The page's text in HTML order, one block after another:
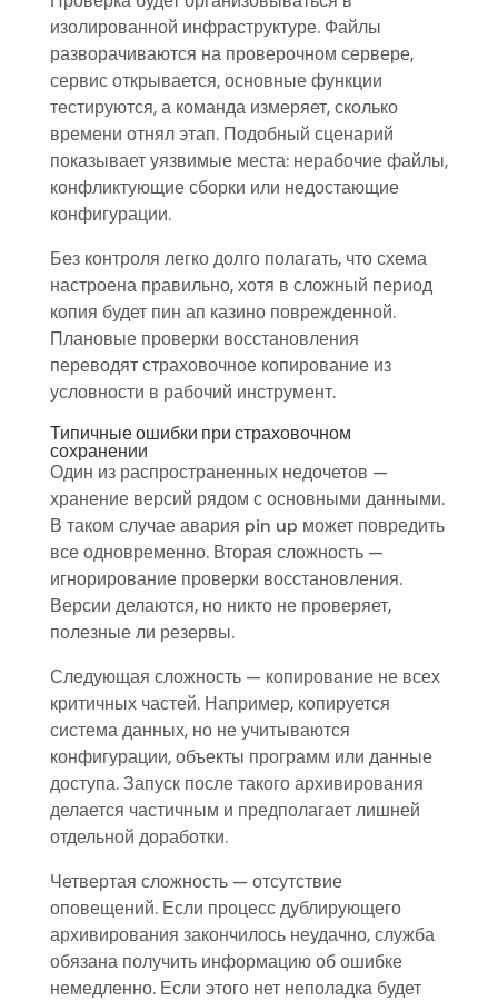
изолированной инфраструктуре. Файлы
разворачиваются на проверочном сервере,
сервис открывается, основные функции
тестируются, а команда измеряет, сколько
времени отнял этап. Подобный сценарий
показывает уязвимые места: нерабочие файлы,
конфликтующие сборки или недостающие
конфигурации.
Без контроля легко долго полагать, что схема
настроена правильно, хотя в сложный период
копия будет пин ап казино поврежденной.
Плановые проверки восстановления
переводят страховочное копирование из
условности в рабочий инструмент.
Типичные ошибки при страховочном
сохранении
Один из распространенных недочетов —
хранение версий рядом с основными данными.
В таком случае авария pin up может повредить
все одновременно. Вторая сложность —
игнорирование проверки восстановления.
Версии делаются, но никто не проверяет,
полезные ли резервы.
Следующая сложность — копирование не всех
критичных частей. Например, копируется
система данных, но не учитываются
конфигурации, объекты программ или данные
доступа. Запуск после такого архивирования
делается частичным и предполагает лишней
отдельной доработки.
Четвертая сложность — отсутствие
оповещений. Если процесс дублирующего
архивирования закончилось неудачно, служба
обязана получить информацию об ошибке
немедленно. Если этого нет неполадка будет